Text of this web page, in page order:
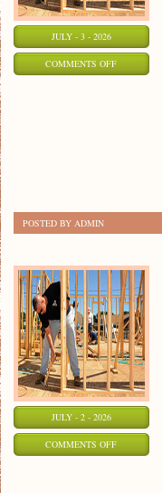
JULY - 3 - 2026
COMMENTS OFFON
POSTED BY ADMIN
JULY - 2 - 2026
COMMENTS OFFON